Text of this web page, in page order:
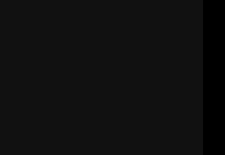
助你作出安心又合
時間了解它的本質
總括而言，了解試
訊、認清自己的需
見。希望這篇分享
作出安心又合適的